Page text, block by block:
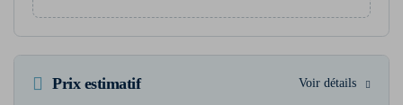
Prix estimatif Voir détails